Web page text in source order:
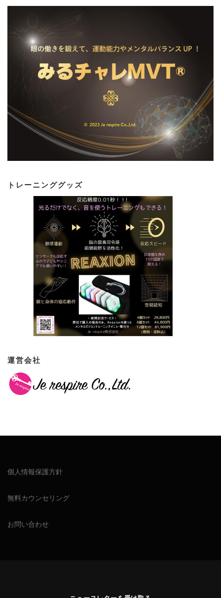
トレーニンググッズ
運営会社
個人情報保護方針
無料カウンセリング
お問い合わせ